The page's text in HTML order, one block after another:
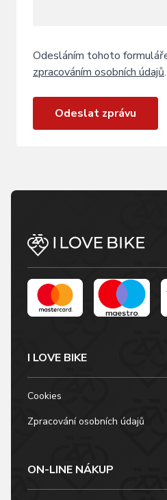
Odesláním tohoto
zpracováním osobních údajů.
Odeslat zprávu
I LOVE BIKE
Cookies
Zpracování osobních údajů
ON-LINE NÁKUP